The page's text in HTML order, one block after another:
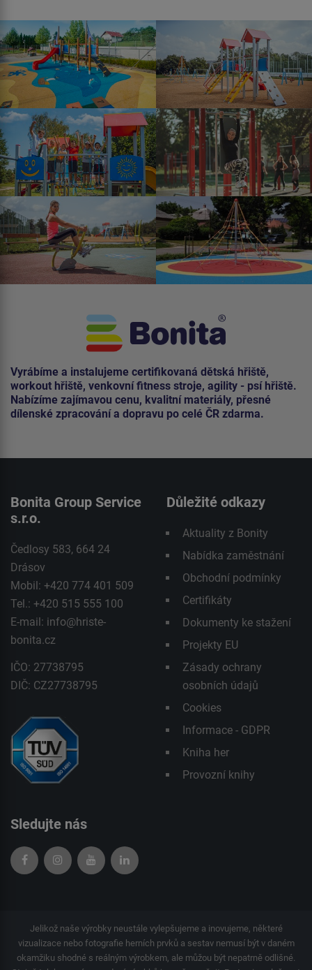
Vyrábíme a instalujeme certifikovaná dětská hřiště,
workout hřiště, venkovní fitness stroje, agility - psí hřiště.
Nabízíme zajímavou cenu, kvalitní materiály, přesné
dílenské zpracování a dopravu po celé ČR zdarma.
Bonita Group Service
s.r.o.
Čedlosy 583, 664 24
Drásov
Mobil: +420 774 401 509
Tel.: +420 515 555 100
E-mail: info@hriste-
bonita.cz
IČO: 27738795
DIČ: CZ27738795
Důležité odkazy
Aktuality z Bonity
Nabídka zaměstnání
Obchodní podmínky
Certifikáty
Dokumenty ke stažení
Projekty EU
Zásady ochrany
osobních údajů
Cookies
Informace - GDPR
Kniha her
Provozní knihy
Sledujte nás
Jelikož naše výrobky neustále vylepšujeme a inovujeme, některé
vizualizace nebo fotografie herních prvků a sestav nemusí být v daném
okamžiku shodné s reálným výrobkem, ale můžou být nepatrně odlišné.